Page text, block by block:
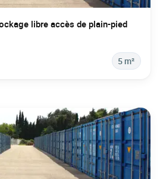
libre accès de plain-pied
5 m²